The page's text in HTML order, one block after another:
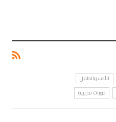
الأدب والطفل
دورات تدريبية